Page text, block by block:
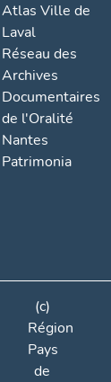
Atlas Ville de
Laval
Réseau des
Archives
Documentaires
de l'Oralité
Nantes
Patrimonia
(c)
Région
Pays
de